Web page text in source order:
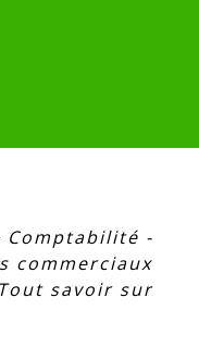
Comptabilité -
commerciaux
Tout savoir sur